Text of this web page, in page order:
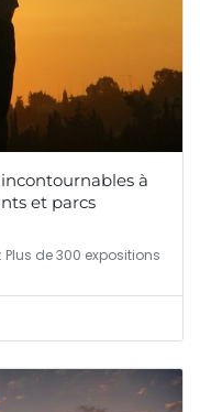
à
et parcs
Plus de 300 expositions